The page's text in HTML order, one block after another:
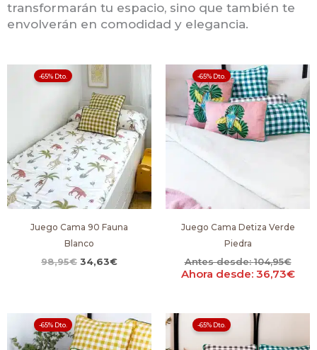
transformarán tu espacio, sino que también te
envolverán en comodidad y elegancia.
-65% Dto.
Juego Cama 90 Fauna
Blanco
98,95€
El
precio
original
era:
98,95€.
34,63€
es:
34,63€.
-65% Dto.
Juego Cama Detiza Verde
Piedra
Antes desde:104,95€
Ahora desde: 36,73€
-65% Dto. -65% Dto.